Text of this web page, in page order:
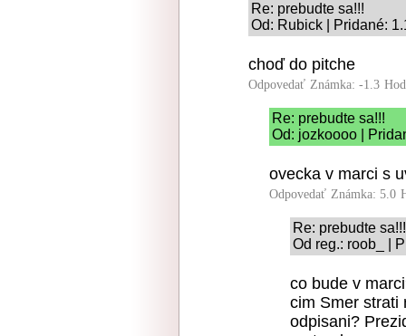
Re: prebudte sa!!!
Od: Rubick | Pridané:
choď do pitche
Odpovedať Známka: -1.3
Re: prebudte sa!!!
Od: jozkoooo |
ovecka v marci s
Odpovedať Známka: 5.0
Re: prebudte sa!!!
Od reg.: roob_ |
co bude v
cim Smer strati
odpisani?